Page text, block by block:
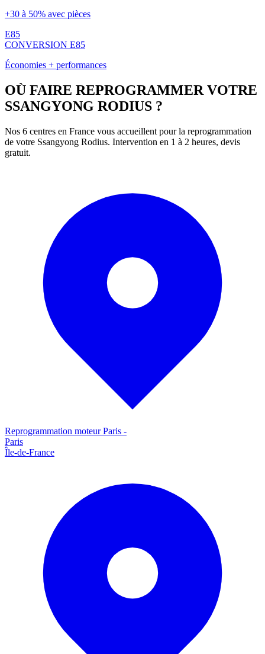
+30 à 50% avec pièces
E85
CONVERSION E85
Économies + performances
OÙ FAIRE REPROGRAMMER VOTRE
SSANGYONG RODIUS ?
Nos 6 centres en France vous accueillent pour la reprogrammation
de votre Ssangyong Rodius. Intervention en 1 à 2 heures, devis
gratuit.
Reprogrammation moteurParis -
Paris
Île-de-France